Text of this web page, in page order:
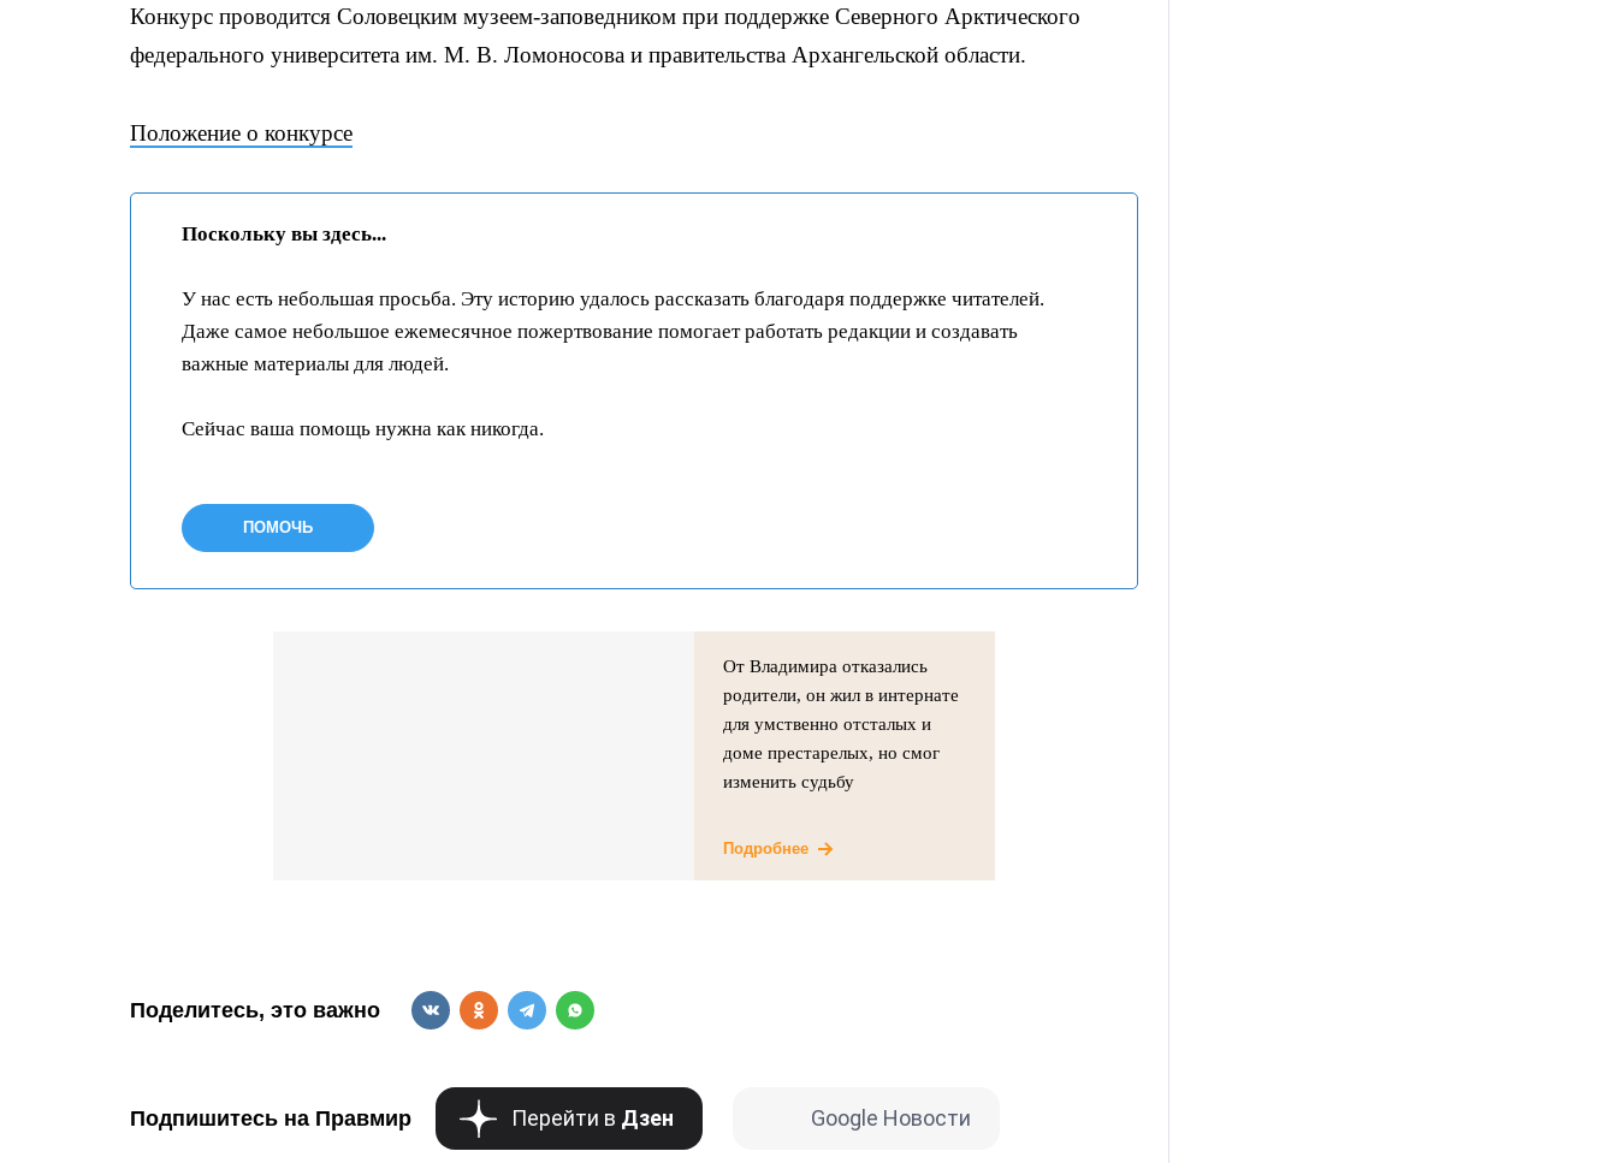
Конкурс проводится Соловецким музеем-заповедником при поддержке Северного Арктического
федерального университета им. М. В. Ломоносова и правительства Архангельской области.
Положение о конкурсе
Поскольку вы здесь...
У нас есть небольшая просьба. Эту историю удалось рассказать благодаря поддержке читателей.
Даже самое небольшое ежемесячное пожертвование помогает работать редакции и создавать
важные материалы для людей.
Сейчас ваша помощь нужна как никогда.
ПОМОЧЬ
От Владимира отказались
родители, он жил в интернате
для умственно отсталых и
доме престарелых, но смог
изменить судьбу
Подробнее
Поделитесь, это важно
Подпишитесь на Правмир Перейти в Дзен Google Новости